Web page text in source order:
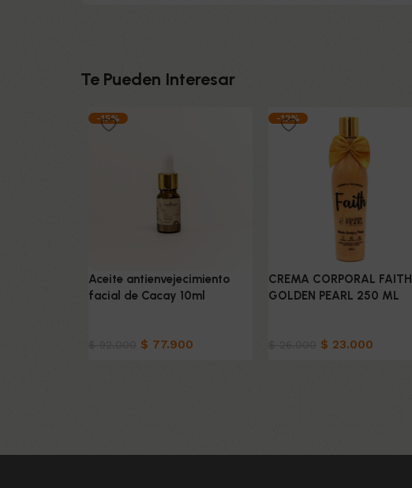
Te Pueden Interesar
-15%
Aceite antienvejecimiento
facial de Cacay 10ml
$ 77.900
-12%
CREMA CORPORAL FAITH
GOLDEN PEARL 250 ML
$ 23.000